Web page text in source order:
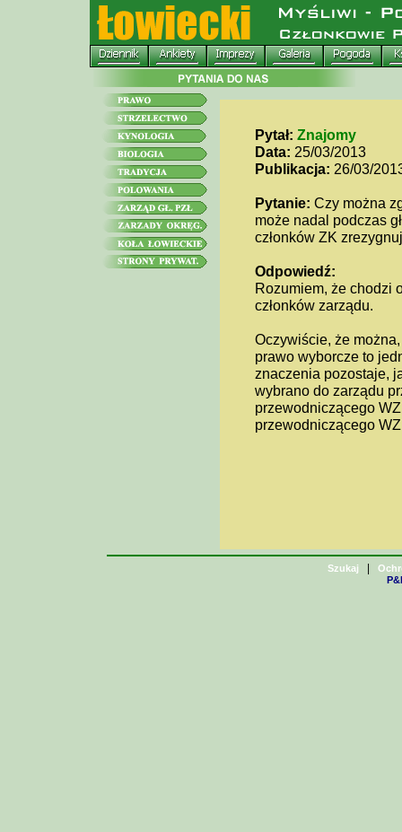
Pytał: Znajomy
Data: 25/03/2013
Publikacja: 26/03/
Pytanie: Czy można
może nadal podczas
członków ZK
Odpowiedź:
Rozumiem, że chodzi
członków zarządu.
Oczywiście, że
prawo wyborcze to
znaczenia pozostaje,
wybrano do zarządu
przewodniczącego
przewodniczącego
Szukaj